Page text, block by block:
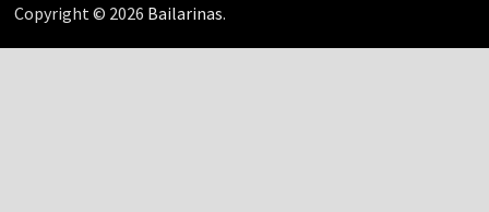
Copyright © 2026 Bailarinas.